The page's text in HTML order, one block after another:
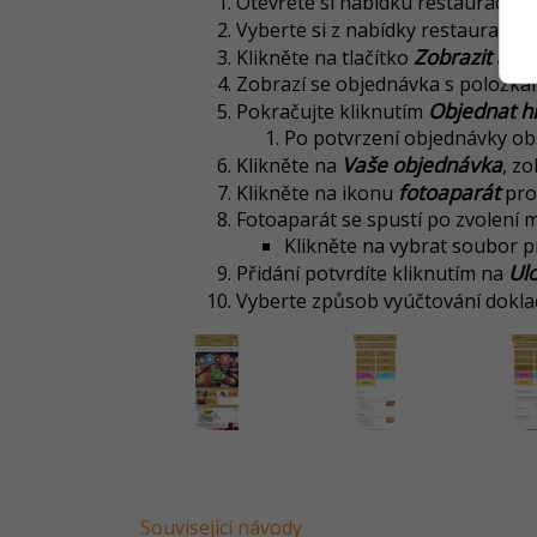
Vyberte si z nabídky restaurace
Klikněte na tlačítko Zobrazit a
Zobrazí se objednávka s
Pokračujte kliknutím Objednat
Po potvrzení objednávky
Klikněte na Vaše objednávka,
Klikněte na ikonu fotoaparátpro
Fotoaparát se spustí po zvolení
Klikněte na vybrat soubor
Přidání potvrdíte kliknutím na
Vyberte způsob vyúčtování
Související návody